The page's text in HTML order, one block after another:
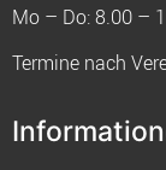
Mo – Do: 8.00 –
Termine nach